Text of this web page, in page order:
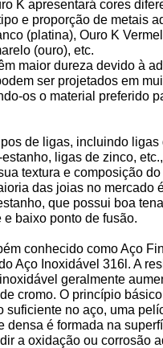
K apresentará cores
e proporção de metais
(platina), Ouro K
(ouro), etc.
maior dureza devido à
ser projetados em
os o material preferido
de ligas, incluindo ligas
ligas de zinco, etc.,
textura e composição do
das joias no mercado
que possui boa
baixo ponto de fusão.
conhecido como Aço
Aço Inoxidável 316l. A
geralmente
cromo. O princípio
suficiente no aço, uma
densa é formada na
a oxidação ou corrosão